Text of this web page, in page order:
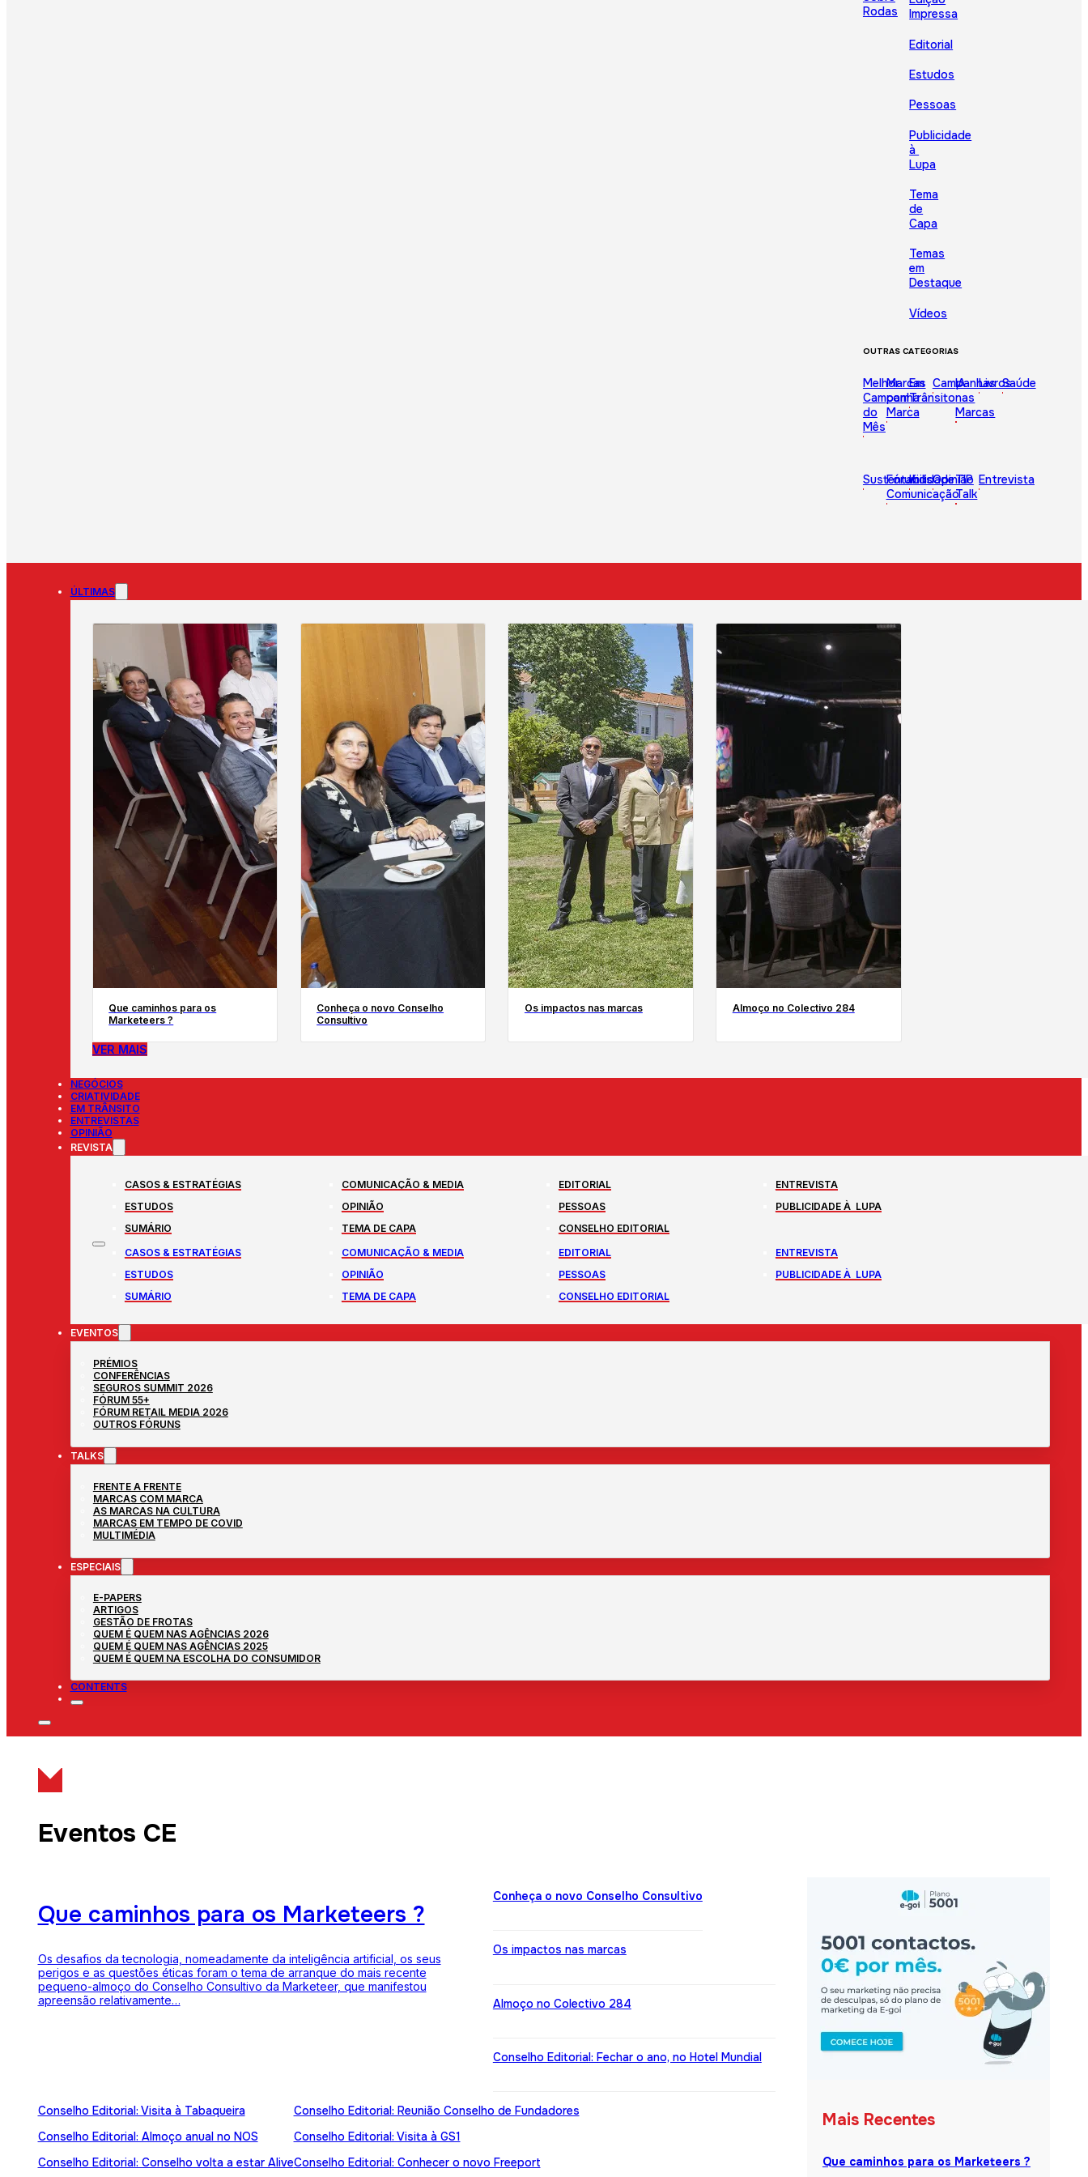
Rodas
Impressa
Editorial
Estudos
Pessoas
Publicidade
à
Lupa
Tema
de
Capa
Temas
em
Destaque
Vídeos
OUTRAS CATEGORIAS
Melhor
Campanha
do
Mês
Marcas
com
Marca
Em
Trânsito
Campanhas
IA
nas
Marcas
LivrosSaúde
Sustentabilidade
Fórum
Comunicação
KidsOpinião
TIP
Talk
Entrevista
ÚLTIMAS
Que caminhos para os
Marketeers ?
Conheça o novo Conselho
Consultivo
Os impactos nas marcas Almoço no Colectivo 284
VER MAIS
NEGÓCIOS
CRIATIVIDADE
EM TRÂNSITO
ENTREVISTAS
OPINIÃO
REVISTA
CASOS & ESTRATÉGIAS COMUNICAÇÃO & MEDIA EDITORIAL
ENTREVISTA
ESTUDOS
OPINIÃO PESSOAS
PUBLICIDADE À LUPA
SUMÁRIO
TEMA DE CAPA
CONSELHO EDITORIAL
CASOS & ESTRATÉGIAS
COMUNICAÇÃO & MEDIA EDITORIAL
ENTREVISTA
ESTUDOS
OPINIÃO PESSOAS
PUBLICIDADE À LUPA
SUMÁRIO
TEMA DE CAPA CONSELHO EDITORIAL
EVENTOS
PRÉMIOS
CONFERÊNCIAS
SEGUROS SUMMIT 2026
FÓRUM 55+
FÓRUM RETAIL MEDIA 2026
OUTROS FÓRUNS
TALKS
FRENTE A FRENTE
MARCAS COM MARCA
AS MARCAS NA CULTURA
MARCAS EM TEMPO DE COVID
MULTIMÉDIA
ESPECIAIS
E-PAPERS
ARTIGOS
GESTÃO DE FROTAS
QUEM É QUEM NAS AGÊNCIAS 2026
QUEM É QUEM NAS AGÊNCIAS 2025
QUEM É QUEM NA ESCOLHA DO CONSUMIDOR
CONTENTS
Eventos CE
Que caminhos para os Marketeers ?
Os desafios da tecnologia, nomeadamente da inteligência artificial, os seus
perigos e as questões éticas foram o tema de arranque do mais recente
pequeno-almoço do Conselho Consultivo da Marketeer, que manifestou
apreensão relativamente…
Conheça o novo Conselho Consultivo
Os impactos nas marcas
Almoço no Colectivo 284
Conselho Editorial: Fechar o ano, no Hotel Mundial
Conselho Editorial: Visita à Tabaqueira
Conselho Editorial: Almoço anual no NOS
Conselho Editorial: Conselho volta a estar Alive
Conselho Editorial: Reunião Conselho de Fundadores
Conselho Editorial: Visita à GS1
Conselho Editorial: Conhecer o novo Freeport
Mais Recentes
Que caminhos para os Marketeers ?